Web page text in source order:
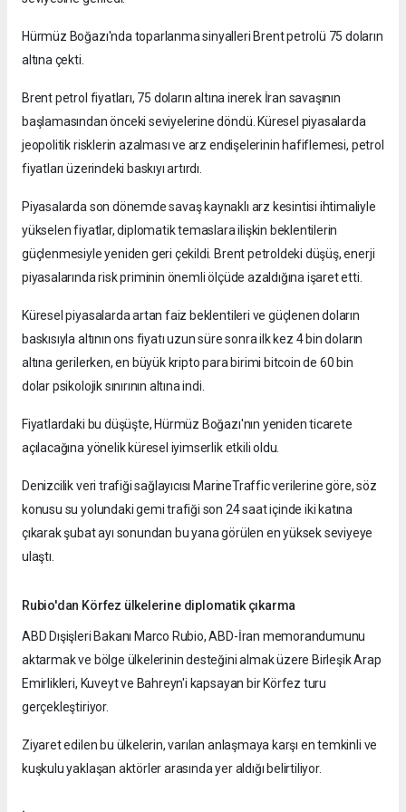
Hürmüz Boğazı'nda toparlanma sinyalleri Brent petrolü 75 doların
altına çekti.
Brent petrol fiyatları, 75 doların altına inerek İran savaşının
başlamasından önceki seviyelerine döndü. Küresel piyasalarda
jeopolitik risklerin azalması ve arz endişelerinin hafiflemesi, petrol
fiyatları üzerindeki baskıyı artırdı.
Piyasalarda son dönemde savaş kaynaklı arz kesintisi ihtimaliyle
yükselen fiyatlar, diplomatik temaslara ilişkin beklentilerin
güçlenmesiyle yeniden geri çekildi. Brent petroldeki düşüş, enerji
piyasalarında risk priminin önemli ölçüde azaldığına işaret etti.
Küresel piyasalarda artan faiz beklentileri ve güçlenen doların
baskısıyla altının ons fiyatı uzun süre sonra ilk kez 4 bin doların
altına gerilerken, en büyük kripto para birimi bitcoin de 60 bin
dolar psikolojik sınırının altına indi.
Fiyatlardaki bu düşüşte, Hürmüz Boğazı'nın yeniden ticarete
açılacağına yönelik küresel iyimserlik etkili oldu.
Denizcilik veri trafiği sağlayıcısı MarineTraffic verilerine göre, söz
konusu su yolundaki gemi trafiği son 24 saat içinde iki katına
çıkarak şubat ayı sonundan bu yana görülen en yüksek seviyeye
ulaştı.
Rubio'dan Körfez ülkelerine diplomatik çıkarma
ABD Dışişleri Bakanı Marco Rubio, ABD-İran memorandumunu
aktarmak ve bölge ülkelerinin desteğini almak üzere Birleşik Arap
Emirlikleri, Kuveyt ve Bahreyn'i kapsayan bir Körfez turu
gerçekleştiriyor.
Ziyaret edilen bu ülkelerin, varılan anlaşmaya karşı en temkinli ve
kuşkulu yaklaşan aktörler arasında yer aldığı belirtiliyor.